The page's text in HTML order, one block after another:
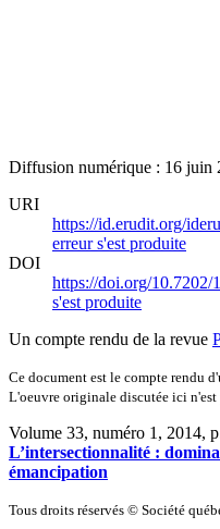
Diffusion numérique : 16 juin
URI
https://id.erudit.org/
erreur s'est produite
DOI
https://doi.org/10.7202/
s'est produite
Un compte rendu de la revue
Ce document est le compte rendu
L'oeuvre originale discutée ici n'est
Volume 33, numéro 1, 2014,
L’intersectionnalité :
émancipation
Tous droits réservés © Société